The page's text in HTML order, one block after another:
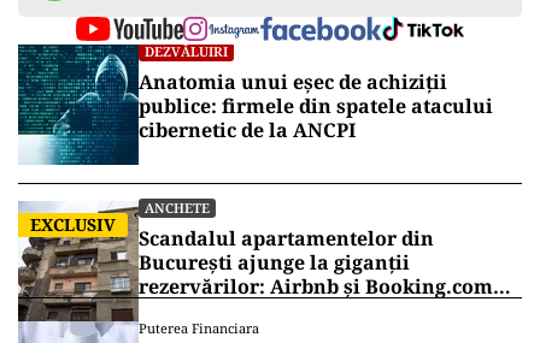
DEZVĂLUIRI
Anatomia unui eșec de achiziții
publice: firmele din spatele atacului
cibernetic de la ANCPI
EXCLUSIV
ANCHETE
Scandalul apartamentelor din
București ajunge la giganții
rezervărilor: Airbnb și Booking.com
Puterea Financiara